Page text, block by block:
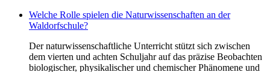
Welche Rolle spielen die Naturwissenschaften an der
Waldorfschule?
Der naturwissenschaftliche Unterricht stützt sich zwischen
dem vierten und achten Schuljahr auf das präzise Beobachten
biologischer, physikalischer und chemischer Phänomene und